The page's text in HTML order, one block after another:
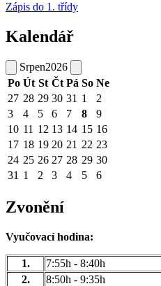
Zápis do 1. třídy
Kalendář
Srpen2026
Po Út St Čt Pá So Ne
27 28 29 30 31 1
2
3
4 5 6 7 8
9
10 11 12 13 14 15 16
17 18 19 20 21 22 23
24 25 26 27 28 29 30
31 1 2 3 4 5 6
Zvonění
Vyučovací hodina:
1.
7:55h - 8:40h
2.
8:50h - 9:35h